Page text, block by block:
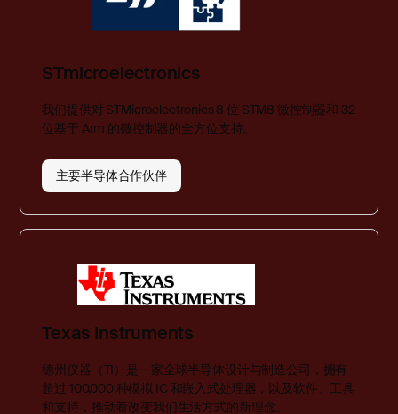
STmicroelectronics
我们提供对 STMicroelectronics 8 位 STM8 微控制器和 32
位基于 Arm 的微控制器的全方位支持。
主要半导体合作伙伴
Texas Instruments
德州仪器（TI）是一家全球半导体设计与制造公司，拥有
超过 100,000 种模拟 IC 和嵌入式处理器，以及软件、工具
和支持，推动着改变我们生活方式的新理念。